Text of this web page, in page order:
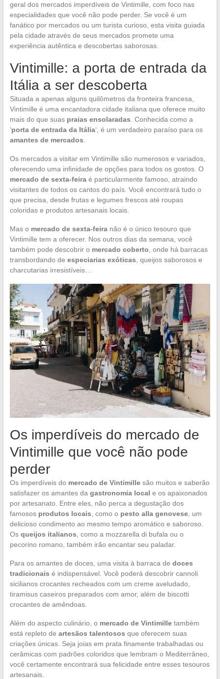
geral dos mercados imperdíveis de Vintimille, com foco nas
especialidades que você não pode perder. Se você é um
fanático por mercados ou um turista curioso, esta visita guiada
pela cidade através de seus mercados promete uma
experiência autêntica e descobertas saborosas.
Vintimille: a porta de entrada da
Itália a ser descoberta
Situada a apenas alguns quilômetros da fronteira francesa,
Vintimille é uma encantadora cidade italiana que oferece muito
mais do que suas praias ensolaradas. Conhecida como a
‘porta de entrada da Itália‘, é um verdadeiro paraíso para os
amantes de mercados.
Os mercados a visitar em Vintimille são numerosos e variados,
oferecendo uma infinidade de opções para todos os gostos. O
mercado de sexta-feiraé particularmente famoso, atraindo
visitantes de todos os cantos do país. Você encontrará tudo o
que precisa, desde frutas e legumes frescos até roupas
coloridas e produtos artesanais locais.
Mas o mercado de sexta-feiranão é o único tesouro que
Vintimille tem a oferecer. Nos outros dias da semana, você
também pode descobrir o mercado coberto, onde há barracas
transbordando de especiarias exóticas, queijos saborosos e
charcutarias irresistíveis…
Os imperdíveis do mercado de
Vintimille que você não pode
perder
Os imperdíveis do mercado de Vintimillesão muitos e saberão
satisfazer os amantes da gastronomia local e os apaixonados
por artesanato. Entre eles, não perca a degustação dos
famosos produtos locais , como o pesto alla genovese, um
delicioso condimento ao mesmo tempo aromático e saboroso.
Os queijos italianos , como a mozzarella di bufala ou o
pecorino romano, também irão encantar seu paladar.
Para os amantes de doces, uma visita à barraca de doces
tradicionais é indispensável. Você poderá descobrir cannoli
sicilianos crocantes recheados com um creme aveludado,
tiramisus caseiros preparados com amor, além de biscotti
crocantes de amêndoas.
Além do aspecto culinário, o mercado de Vintimilletambém
está repleto de artesãos talentosos que oferecem suas
criações únicas. Seja joias em prata finamente trabalhadas ou
cerâmicas com padrões coloridos que lembram o Mediterrâneo,
você certamente encontrará sua felicidade entre esses tesouros
artesanais.